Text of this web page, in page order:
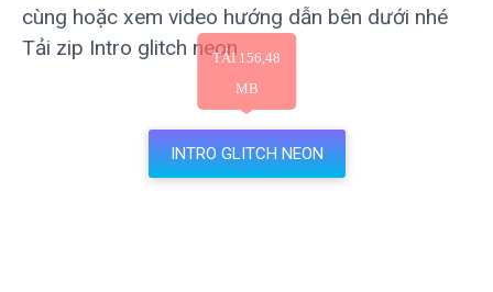
cùng hoặc xem video hướng dẫn bên dưới nhé
Tải zip Intro glitch neon
INTRO GLITCH NEON